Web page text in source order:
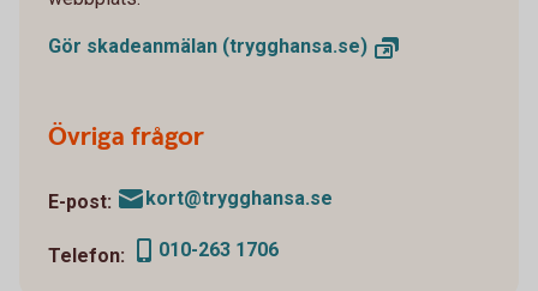
Gör skadeanmälan (trygghansa.se)
Övriga frågor
E-post: kort@trygghansa.se
Telefon: 010-263 1706